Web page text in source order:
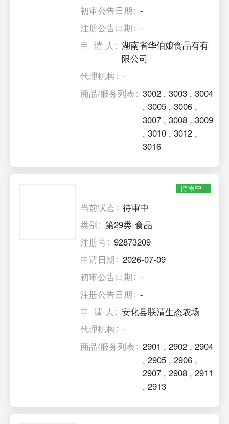
初审公告日期
-
注册公告日期
-
申 请 人
湖南省华伯娘食品有有
限公司
代理机构
-
商品/服务列表
3002 ,3003 ,3004
,3005 ,3006 ,
3007 ,3008 ,3009
,3010 ,3012 ,
3016
待审中
当前状态
待审中
类别
第29类-食品
注册号
92873209
申请日期
2026-07-09
初审公告日期
-
注册公告日期
-
申 请 人
安化县联清生态农场
代理机构
-
商品/服务列表
2901 ,2902 ,2904
,2905 ,2906 ,
2907 ,2908 ,2911
,2913